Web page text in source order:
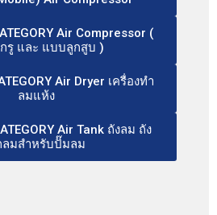
Air Compressor (
รู และ แบบลูกสูบ )
Air Dryer เครื่องทำ
ลมแห้ง
Air Tank ถังลม ถัง
มสำหรับปั๊มลม